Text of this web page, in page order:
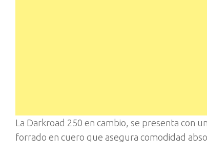
La Darkroad 250 en cambio, se presenta con
forrado en cuero que asegura comodidad